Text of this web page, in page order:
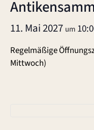
11. Mai 2027 um
Regelmäßige
Mittwoch)